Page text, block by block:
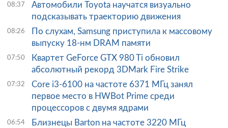
08:37
Автомобили Toyota научатся визуально
подсказывать траекторию движения
08:26
По слухам, Samsung приступила к массовому
выпуску 18-нм DRAM памяти
07:50
Квартет GeForce GTX 980 Ti обновил
абсолютный рекорд 3DMark Fire Strike
07:32
Core i3-6100 на частоте 6371 МГц занял
первое место в HWBot Prime среди
процессоров с двумя ядрами
06:54
Близнецы Barton на частоте 3220 МГц